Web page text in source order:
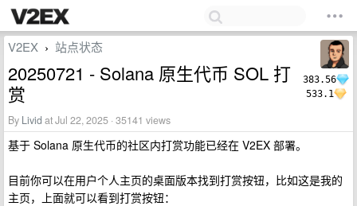
383.56
533.1
V2EX › 站点状态
20250721 - Solana 原生代币 SOL 打
赏
By Livid at Jul 22, 2025 · 35141 views
基于 Solana 原生代币的社区内打赏功能已经在 V2EX 部署。
目前你可以在用户个人主页的桌面版本找到打赏按钮，比如这是我的
主页，上面就可以看到打赏按钮：